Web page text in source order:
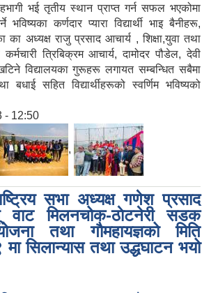
भई तृतीय स्थान प्राप्त गर्न सफल भएकोमा
भविष्यका कर्णदार प्यारा विद्यार्थी भाइ बैनीहरू,
का अध्यक्ष राजु प्रसाद आचार्य , शिक्षा,युवा तथा
त्रिबिक्रम आचार्य, दामोदर पौडेल, देवी
विद्यालयका गुरूहरू लगायत सम्बन्धित सबैमा
बधाई सहित विद्यार्थीहरूको स्वर्णिम भविष्यको
- 12:50
,
सभा अध्यक्ष गणेश प्रसाद
वाट मिलनचोक-ठाेटनेरी सडक
तथा गाैमहायज्ञको मिति
सिलान्यास तथा उद्धघाटन भयो